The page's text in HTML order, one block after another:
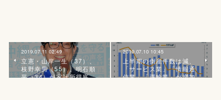
2019.07.11 02:49
立憲・山岸一生（37）、
枝野幸男（55）、明石順
平（34）が家計所得底…
2019.07.10 10:45
上半期の倒産件数は減、
「サービス業」「情報通
信業」「運輸業」が増加